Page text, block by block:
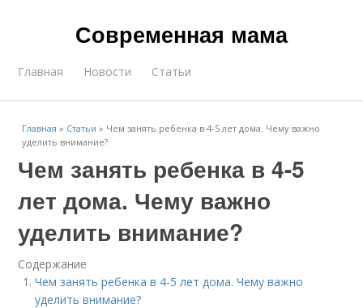
Современная мама
Главная Новости Статьи
Главная » Статьи » Чем занять ребенка в 4-5 лет дома. Чему важно
уделить внимание?
Чем занять ребенка в 4-5
лет дома. Чему важно
уделить внимание?
Содержание
Чем занять ребенка в 4-5 лет дома. Чему важно
уделить внимание?